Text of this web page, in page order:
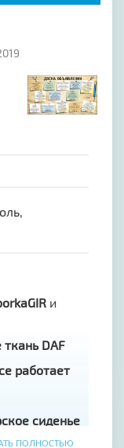
и
DAF
работает
сиденье
ПОЛНОСТЬЮ